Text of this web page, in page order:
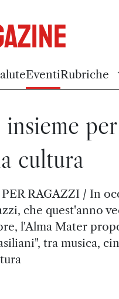
EventiRubriche
cultura
RAGAZZI / In
che quest'anno
l'Alma Mater
tra musica,